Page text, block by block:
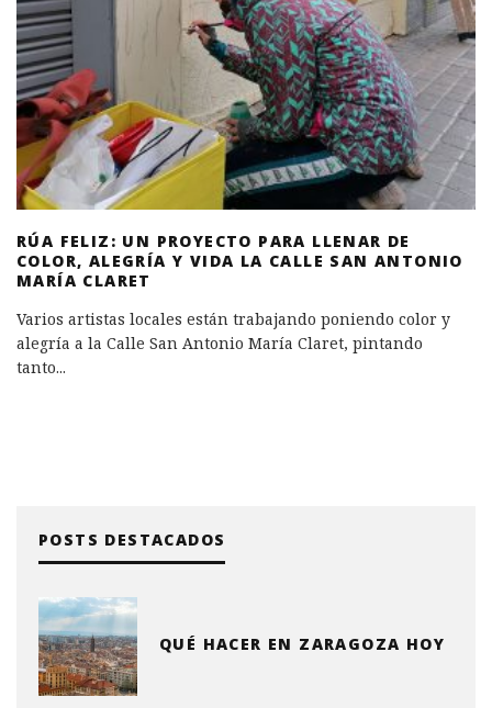
RÚA FELIZ: UN PROYECTO PARA LLENAR DE
COLOR, ALEGRÍA Y VIDA LA CALLE SAN ANTONIO
MARÍA CLARET
Varios artistas locales están trabajando poniendo color y
alegría a la Calle San Antonio María Claret, pintando
tanto...
POSTS DESTACADOS
QUÉ HACER EN ZARAGOZA HOY